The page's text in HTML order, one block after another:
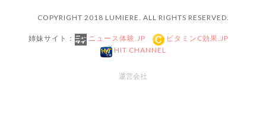
COPYRIGHT 2018 LUMIERE. ALL RIGHTS RESERVED.
姉妹サイト： ニュース体験.JP
ビタミンC効果.JP
HIT CHANNEL
運営会社